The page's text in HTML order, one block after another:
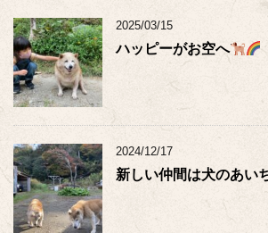
2025/03/15
ハッピーがお空へ
2024/12/17
新しい仲間は犬のあい